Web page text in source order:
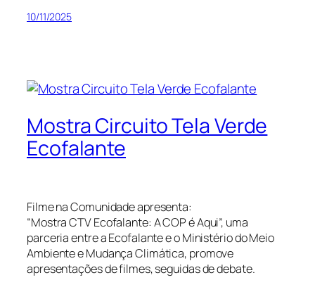
10/11/2025
Mostra Circuito Tela Verde
Ecofalante
Filme na Comunidade apresenta:
“Mostra CTV Ecofalante: A COP é Aqui”, uma
parceria entre a Ecofalante e o Ministério do Meio
Ambiente e Mudança Climática, promove
apresentações de filmes, seguidas de debate.